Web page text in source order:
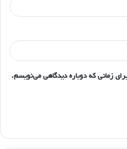
زمانی که دوباره دیدگاهی می‌نویسم.